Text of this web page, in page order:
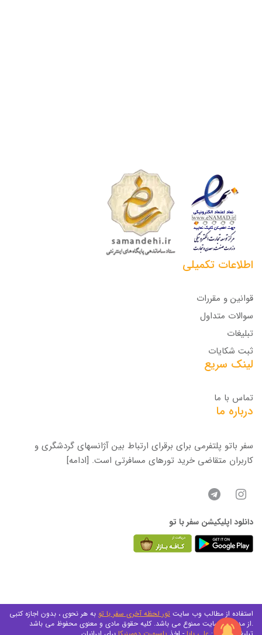
اطلاعات تکمیلی
قوانین و مقررات
سوالات متداول
تبلیغات
ثبت شکایات
لینک سریع
تماس با ما
درباره ما
سفر باتو پلتفرمی برای برقرای ارتباط بین آژانسهای گردشگری و
کاربران متقاضی خرید تورهای مسافرتی است. [ادامه]
دانلود اپلیکیشن سفر با تو
استفاده از مطالب وب سایت تور لحظه آخری سفر با تو به هر نحوی ، بدون اجازه کتبی
از مدیریت سایت ممنوع می باشد. کلیه حقوق مادی و معنوی محفوظ می باشد.